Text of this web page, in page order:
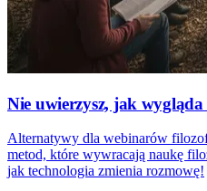
Nie uwierzysz, jak
Alternatywy dla webinarów
metod, które wywracają naukę
jak technologia zmienia rozmowę!